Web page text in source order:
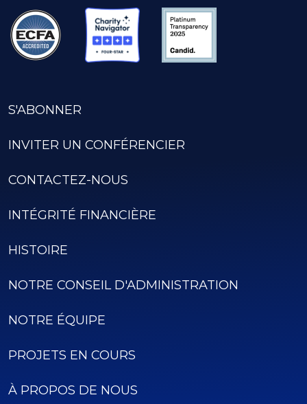
S'ABONNER
INVITER UN CONFÉRENCIER
CONTACTEZ-NOUS
INTÉGRITÉ FINANCIÈRE
HISTOIRE
NOTRE CONSEIL D'ADMINISTRATION
NOTRE ÉQUIPE
PROJETS EN COURS
À PROPOS DE NOUS